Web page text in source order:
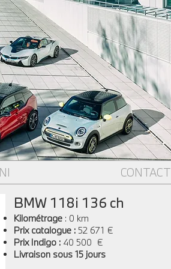
CONTACT
BMW 118i 136 ch
Kilométrage : 0 km
Prix catalogue : 52 671 €
Prix Indigo : 40 500 €
Livraison sous 15 jours